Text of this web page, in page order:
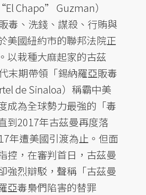
Chapo” Guzman）
、洗錢、謀殺、行賄與
美國紐約市的聯邦法院正
以栽種大麻起家的古茲
末期帶領「錫納羅亞販毒
de Sinaloa）稱霸中美
成為全球勢力最強的「毒
到2017年古茲曼再度落
年遭美國引渡為止。但面
控，在審判首日，古茲曼
強烈辯駁，聲稱「古茲曼
亞毒梟們陷害的替罪